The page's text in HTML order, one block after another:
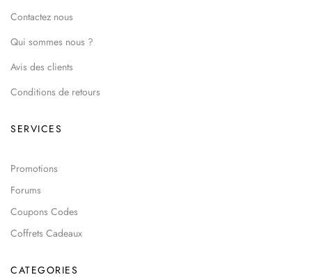
Contactez nous
Qui sommes nous ?
Avis des clients
Conditions de retours
SERVICES
Promotions
Forums
Coupons Codes
Coffrets Cadeaux
CATEGORIES